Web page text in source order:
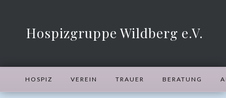
Hospizgruppe Wildberg e.V.
HOSPIZ VEREIN TRAUER BERATUNG